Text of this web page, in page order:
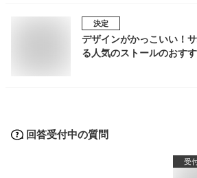
決定
デザインがかっこいい！
る人気のストールのおす
回答受付中の質問
受